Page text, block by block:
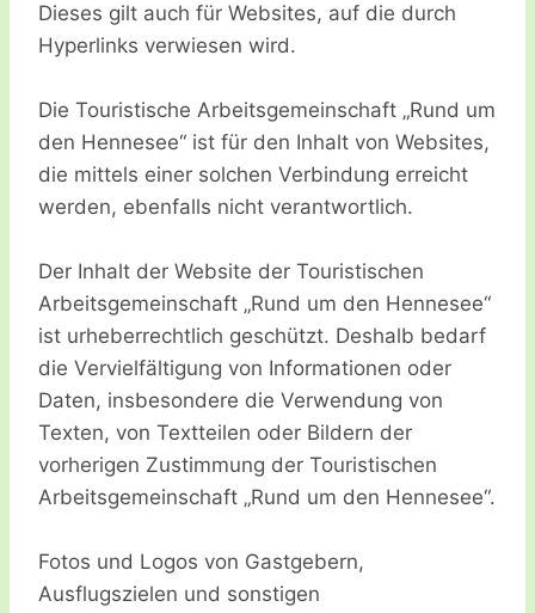
Dieses gilt auch für Websites, auf die durch
Hyperlinks verwiesen wird.
Die Touristische Arbeitsgemeinschaft „Rund um
den Hennesee“ ist für den Inhalt von Websites,
die mittels einer solchen Verbindung erreicht
werden, ebenfalls nicht verantwortlich.
Der Inhalt der Website der Touristischen
Arbeitsgemeinschaft „Rund um den Hennesee“
ist urheberrechtlich geschützt. Deshalb bedarf
die Vervielfältigung von Informationen oder
Daten, insbesondere die Verwendung von
Texten, von Textteilen oder Bildern der
vorherigen Zustimmung der Touristischen
Arbeitsgemeinschaft „Rund um den Hennesee“.
Fotos und Logos von Gastgebern,
Ausflugszielen und sonstigen